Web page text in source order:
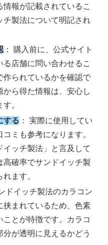
情報が記載されているこ
チ製法について明記され
： 購入前に、公式サイト
店舗に問い合わせるこ
作られているかを確認で
から得た情報は、安心し
。
する ： 実際に使用してい
ミも参考になります。
ッチ製法」と言及して
高確率でサンドイッチ製
ます。
ドイッチ製法のカラコン
挟まれているため、色素
とが特徴です。カラコ
が透明に見えるかどう